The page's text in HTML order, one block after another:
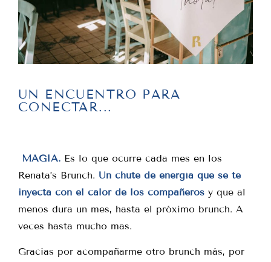
UN ENCUENTRO PARA
CONECTAR...
MAGIA. Es lo que ocurre cada mes en los
Renata’s Brunch. Un chute de energía que se te
inyecta con el calor de los compañeros y que al
menos dura un mes, hasta el próximo brunch. A
veces hasta mucho mas.
Gracias por acompañarme otro brunch más, por